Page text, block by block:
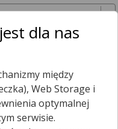
25 km , dlatego
do
50 km
zdalne!
dla nas
między
Web Storage i
optymalnej
serwisie.